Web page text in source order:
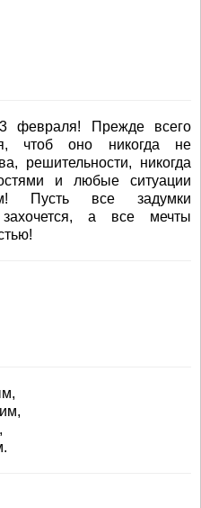
февраля! Прежде всего
чтоб оно никогда не
решительности, никогда
и любые ситуации
Пусть все задумки
а все мечты